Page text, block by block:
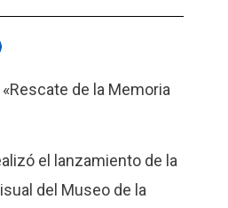
de la Memoria
el lanzamiento de la
del Museo de la